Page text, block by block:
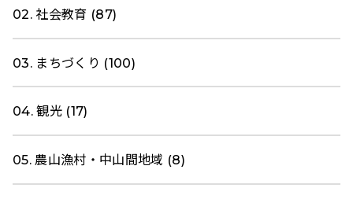
02. 社会教育 (87)
03. まちづくり (100)
04. 観光 (17)
05. 農山漁村・中山間地域 (8)